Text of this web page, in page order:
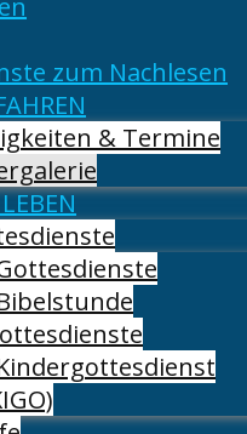
zum Nachlesen
& Termine